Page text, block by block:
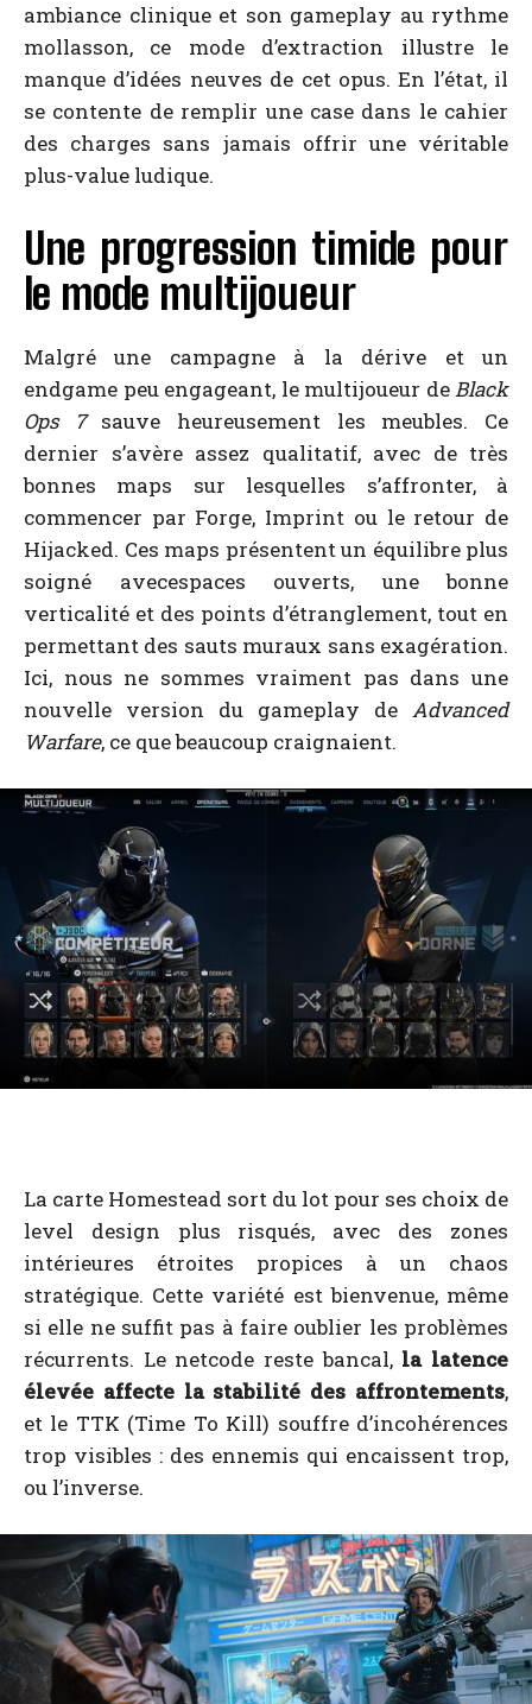
ambiance clinique et son gameplay au rythme
mollasson, ce mode d’extraction illustre le
manque d’idées neuves de cet opus. En l’état, il
se contente de remplir une case dans le cahier
des charges sans jamais offrir une véritable
plus-value ludique.
Une progression timide pour
le mode multijoueur
Malgré une campagne à la dérive et un
endgame peu engageant, le multijoueur deBlack
Ops 7sauve heureusement les meubles. Ce
dernier s’avère assez qualitatif, avec de très
bonnes maps sur lesquelles s’affronter, à
commencer par Forge, Imprint ou le retour de
Hijacked. Ces maps présentent un équilibre plus
soigné avecespaces ouverts, une bonne
verticalité et des points d’étranglement, tout en
permettant des sauts muraux sans exagération.
Ici, nous ne sommes vraiment pas dans une
nouvelle version du gameplay de Advanced
Warfare, ce que beaucoup craignaient.
La carte Homestead sort du lot pour ses choix de
level design plus risqués, avec des zones
intérieures étroites propices à un chaos
stratégique. Cette variété est bienvenue, même
si elle ne suffit pas à faire oublier les problèmes
récurrents. Le netcode reste bancal, la latence
élevée affecte la stabilité des affrontements,
et le TTK (Time To Kill) souffre d’incohérences
trop visibles : des ennemis qui encaissent trop,
ou l’inverse.